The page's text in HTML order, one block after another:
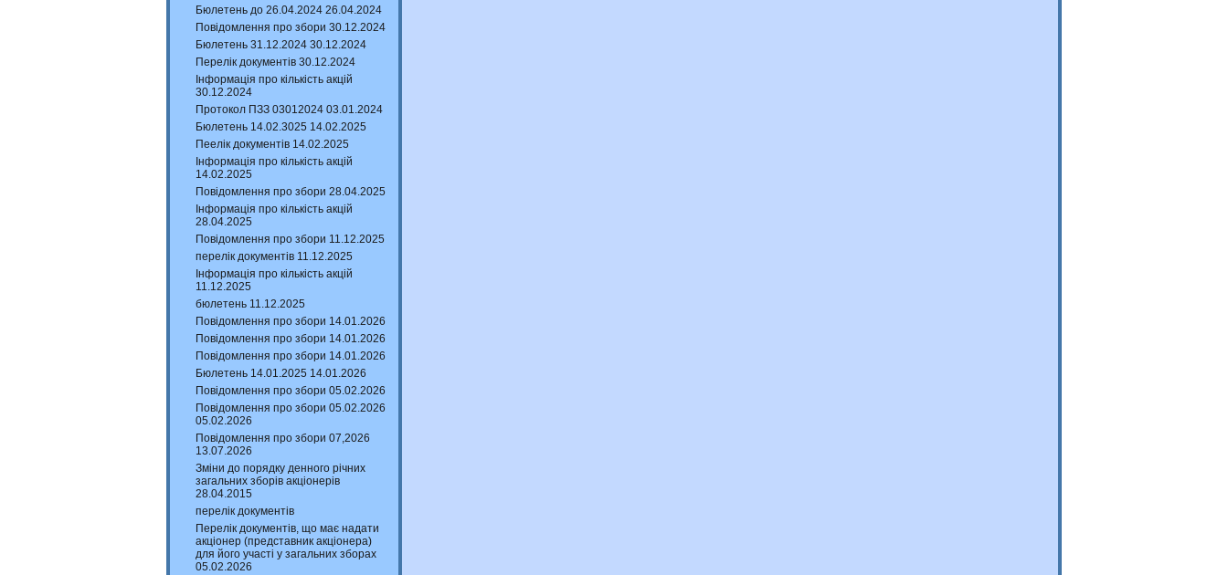
Бюлетень до 26.04.2024 26.04.2024
Повідомлення про збори 30.12.2024
Бюлетень 31.12.2024 30.12.2024
Перелік документів 30.12.2024
Інформація про кількість акцій
30.12.2024
Протокол ПЗЗ 03012024 03.01.2024
Бюлетень 14.02.3025 14.02.2025
Пеелік документів 14.02.2025
Інформація про кількість акцій
14.02.2025
Повідомлення про збори 28.04.2025
Інформація про кількість акцій
28.04.2025
Повідомлення про збори 11.12.2025
перелік документів 11.12.2025
Інформація про кількість акцій
11.12.2025
бюлетень 11.12.2025
Повідомлення про збори 14.01.2026
Повідомлення про збори 14.01.2026
Повідомлення про збори 14.01.2026
Бюлетень 14.01.2025 14.01.2026
Повідомлення про збори 05.02.2026
Повідомлення про збори 05.02.2026
05.02.2026
Повідомлення про збори 07,2026
13.07.2026
Зміни до порядку денного річних
загальних зборів акціонерів
28.04.2015
перелік документів
Перелік документів, що має надати
акціонер (представник акціонера)
для його участі у загальних зборах
05.02.2026